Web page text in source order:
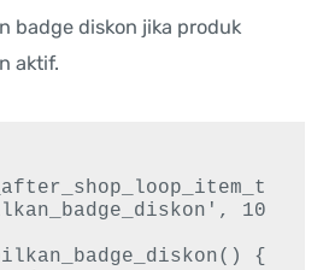
badge diskon jika produk
aktif.
10
{